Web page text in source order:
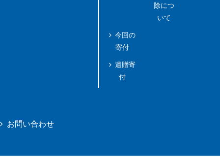
今回の
寄付
遺贈寄
付
除につ
いて
お問い合わせ